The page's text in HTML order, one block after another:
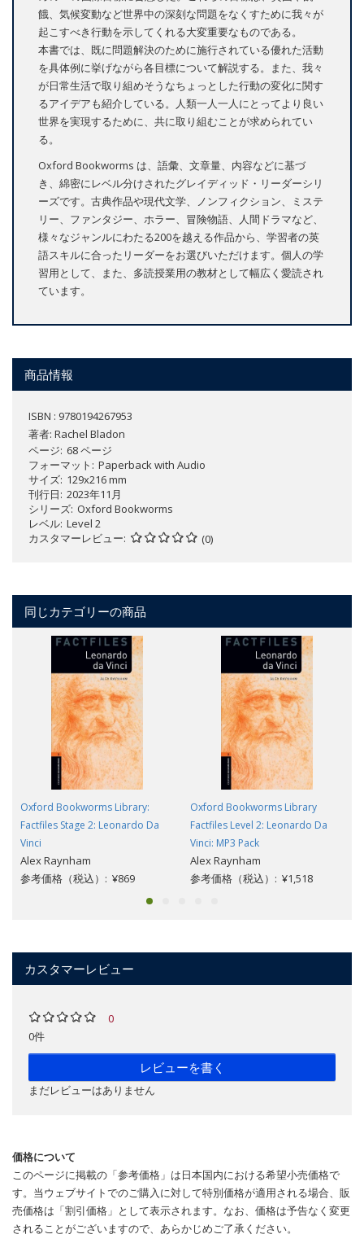
餓、気候変動など世界中の深刻な問題をなくすために我々が
起こすべき行動を示してくれる大変重要なものである。
本書では、既に問題解決のために施行されている優れた活動
を具体例に挙げながら各目標について解説する。また、我々
が日常生活で取り組めそうなちょっとした行動の変化に関す
るアイデアも紹介している。人類一人一人にとってより良い
世界を実現するために、共に取り組むことが求められてい
る。
Oxford Bookworms は、語彙、文章量、内容などに基づ
き、綿密にレベル分けされたグレイディッド・リーダーシリ
ーズです。古典作品や現代文学、ノンフィクション、ミステ
リー、ファンタジー、ホラー、冒険物語、人間ドラマなど、
様々なジャンルにわたる200を越える作品から、学習者の英
語スキルに合ったリーダーをお選びいただけます。個人の学
習用として、また、多読授業用の教材として幅広く愛読され
ています。
商品情報
ISBN : 9780194267953
著者: Rachel Bladon
ページ 68 ページ
フォーマット
Paperback with Audio
サイズ 129x216 mm
刊行日 2023年11月
シリーズ Oxford Bookworms
レベル Level 2
カスタマーレビュー
(0)
同じカテゴリーの商品
Oxford Bookworms Library:
Factfiles Stage 2: Leonardo Da
Vinci
Alex Raynham
参考価格（税込）: ¥869
Oxford Bookworms Library
Factfiles Level 2: Leonardo Da
Vinci: MP3 Pack
Alex Raynham
参考価格（税込）: ¥1,518
カスタマーレビュー
0
0件
レビューを書く
まだレビューはありません
価格について
このページに掲載の「参考価格」は日本国内における希望小売価格で
す。当ウェブサイトでのご購入に対して特別価格が適用される場合、販
売価格は「割引価格」として表示されます。なお、価格は予告なく変更
されることがございますので、あらかじめご了承ください。